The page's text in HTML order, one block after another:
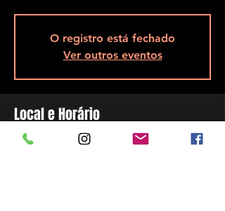
O registro está fechado
Ver outros eventos
Local e Horário
05 de jun. de 2021, 18:00